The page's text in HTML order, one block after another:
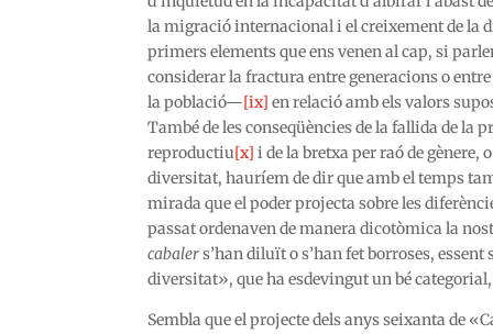
la migració internacional i el creixement de la
primers elements que ens venen al cap, si
considerar la fractura entre generacions o
la població—[ix] en relació amb els valors
També de les conseqüències de la fallida de la
reproductiu[x] i de la bretxa per raó de
diversitat, hauríem de dir que amb el temps
mirada que el poder projecta sobre les
passat ordenaven de manera dicotòmica la
cabalers’han diluït o s’han fet borroses,
diversitat», que ha esdevingut un bé
Sembla que el projecte dels anys seixanta de